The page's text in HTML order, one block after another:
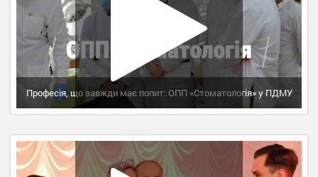
Професія, що завжди має попит: ОПП «Стоматологія» у ПДМУ